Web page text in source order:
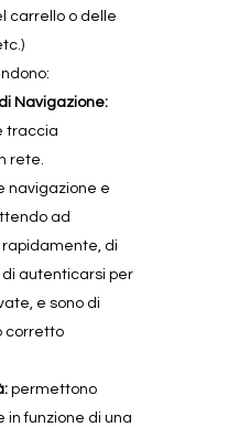
carrello o delle
Navigazione:
traccia
rete.
navigazione e
ad
di
autenticarsi per
e sono di
corretto
permettono
in funzione di una